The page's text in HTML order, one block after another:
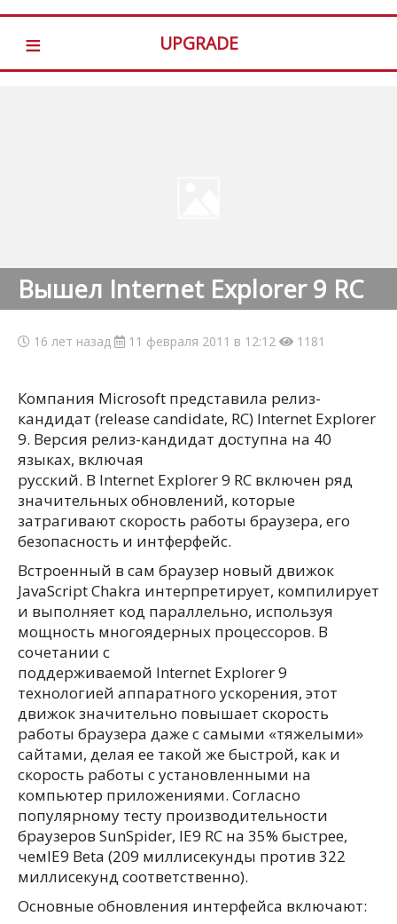
≡ UPGRADE
Вышел Internet Explorer 9 RC
16 лет назад 11 февраля 2011 в 12:12 1181
Компания Microsoft представила релиз-
кандидат (release candidate, RC) Internet Explorer
9. Версия релиз-кандидат доступна на 40
языках, включая
русский. В Internet Explorer 9 RC включен ряд
значительных обновлений, которые
затрагивают скорость работы браузера, его
безопасность и интферфейс.
Встроенный в сам браузер новый движок
JavaScript Chakra интерпретирует, компилирует
и выполняет код параллельно, используя
мощность многоядерных процессоров. В
сочетании с
поддерживаемой Internet Explorer 9
технологией аппаратного ускорения, этот
движок значительно повышает скорость
работы браузера даже с самыми «тяжелыми»
сайтами, делая ее такой же быстрой, как и
скорость работы с установленными на
компьютер приложениями. Согласно
популярному тесту производительности
браузеров SunSpider, IE9 RC на 35% быстрее,
чемIE9 Beta (209 миллисекунды против 322
миллисекунд соответственно).
Основные обновления интерфейса включают: